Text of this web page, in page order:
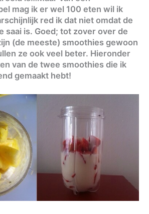
mag ik er wel 100 eten wil ik
red ik dat niet omdat de
saai is. Goed; tot zover over de
(de meeste) smoothies gewoon
ze ook veel beter. Hieronder
van de twee smoothies die ik
gemaakt hebt!